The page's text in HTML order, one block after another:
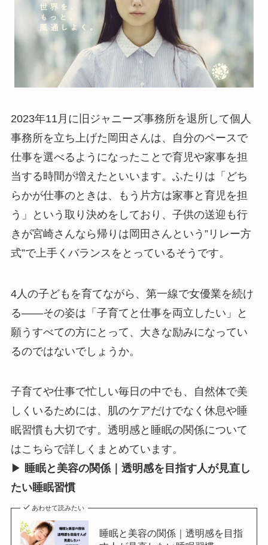
2023年11月に旧ジャニーズ事務所を退所して個人
事務所を立ち上げた岡田さんは、自分のペースで
仕事を選べるようになったことで育児や家事を担
当する時間が増えたといいます。ふたりは「どち
らかが仕事のときは、もう片方は家事と育児を担
う」という取り決めをしており、子供の送迎も行
きが宮崎さんなら帰りは岡田さんという”リレー方
式”で上手くバランスをとっているそうです。
4人の子どもを育てながら、第一線で女優業を続け
る——その姿は「子育てと仕事を両立したい」と
願うすべての方にとって、大きな励みになってい
るのではないでしょうか。
子育てや仕事で忙しい毎日の中でも、自然体で美
しくいるためには、肌のケアだけでなく休息や睡
眠習慣も大切です。透明感と睡眠の関係について
はこちらで詳しくまとめています。
▶ 睡眠と美容の関係｜透明感を目指す人が見直し
たい睡眠習慣
あわせて読みたい
睡眠と美容の関係｜透明感を目指